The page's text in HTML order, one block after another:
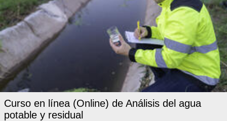
Curso en línea (Online) de Análisis del agua
potable y residual